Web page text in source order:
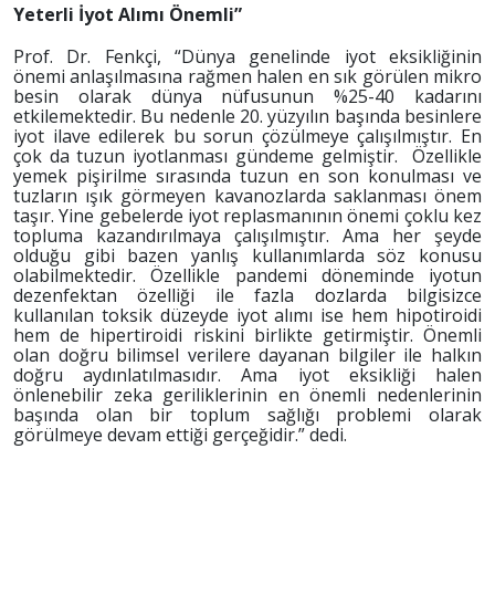
Yeterli İyot Alımı Önemli”
Prof. Dr. Fenkçi, “Dünya genelinde iyot eksikliğinin
önemi anlaşılmasına rağmen halen en sık görülen mikro
besin olarak dünya nüfusunun %25-40 kadarını
etkilemektedir. Bu nedenle 20. yüzyılın başında besinlere
iyot ilave edilerek bu sorun çözülmeye çalışılmıştır. En
çok da tuzun iyotlanması gündeme gelmiştir. Özellikle
yemek pişirilme sırasında tuzun en son konulması ve
tuzların ışık görmeyen kavanozlarda saklanması önem
taşır. Yine gebelerde iyot replasmanının önemi çoklu kez
topluma kazandırılmaya çalışılmıştır. Ama her şeyde
olduğu gibi bazen yanlış kullanımlarda söz konusu
olabilmektedir. Özellikle pandemi döneminde iyotun
dezenfektan özelliği ile fazla dozlarda bilgisizce
kullanılan toksik düzeyde iyot alımı ise hem hipotiroidi
hem de hipertiroidi riskini birlikte getirmiştir. Önemli
olan doğru bilimsel verilere dayanan bilgiler ile halkın
doğru aydınlatılmasıdır. Ama iyot eksikliği halen
önlenebilir zeka geriliklerinin en önemli nedenlerinin
başında olan bir toplum sağlığı problemi olarak
görülmeye devam ettiği gerçeğidir.” dedi.